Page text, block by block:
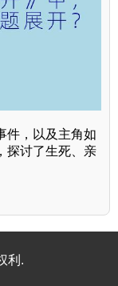
件，以及主角如
探讨了生死、亲
利.